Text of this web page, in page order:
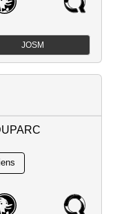
JOSM